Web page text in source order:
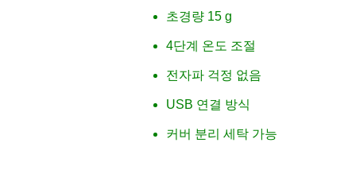
초경량 15 g
4단계 온도 조절
전자파 걱정 없음
USB 연결 방식
커버 분리 세탁 가능